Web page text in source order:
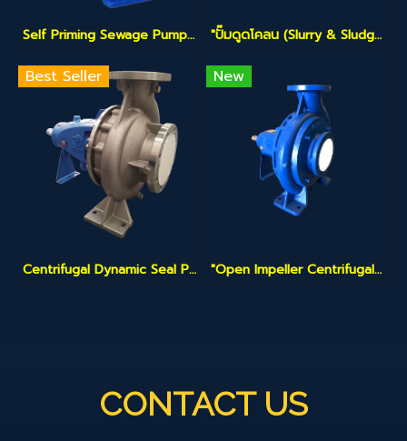
Self Priming Sewage Pump SLN Series "ปั๊มดูดโคลน (Slurry & Sludge Pump)"
Best Seller
Centrifugal Dynamic Seal Pump" (ปั๊มหอยโข่งระบบไดนามิกซีล) ตัวนี้ถือเป็นสินค้าแก้ปัญหา (Problem Solver) สำหรับโรงงานที่เบื่อเรื่อง "ซีลรั่ว"
New
"Open Impeller Centrifugal Pump" (ปั๊มหอยโข่งแบบใบพัดเปิด)
CONTACT US